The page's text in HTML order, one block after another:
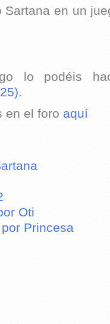
en un
lo podéis
.
en el foro aquí
Oti
Princesa